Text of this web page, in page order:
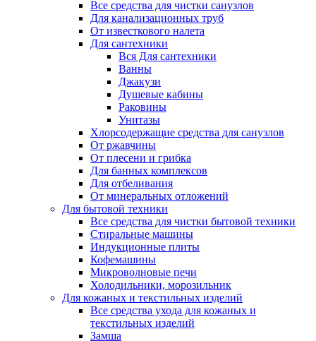
Все средства для чистки санузлов
Для канализационных труб
От известкового налета
Для сантехники
Вся Для сантехники
Ванны
Джакузи
Душевые кабины
Раковины
Унитазы
Хлорсодержащие средства для санузлов
От ржавчины
От плесени и грибка
Для банных комплексов
Для отбеливания
От минеральных отложений
Для бытовой техники
Все средства для чистки бытовой техники
Стиральные машины
Индукционные плиты
Кофемашины
Микроволновые печи
Холодильники, морозильник
Для кожаных и текстильных изделий
Все средства ухода для кожаных и
текстильных изделий
Замша